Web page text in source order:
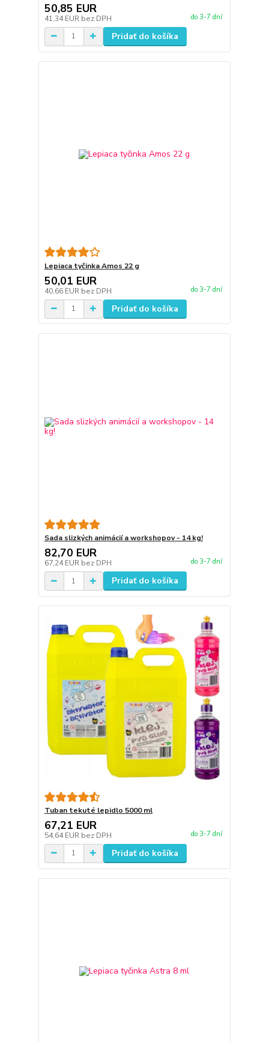
50,85 EUR
41,34 EUR bez DPH do 3-7 dní
Pridať do košíka
Lepiaca tyčinka Amos 22 g
50,01 EUR
40,66 EUR bez DPH do 3-7 dní
Pridať do košíka
Sada slizkých animácií a workshopov - 14 kg!
82,70 EUR
67,24 EUR bez DPH do 3-7 dní
Pridať do košíka
Tuban tekuté lepidlo 5000 ml
67,21 EUR
54,64 EUR bez DPH do 3-7 dní
Pridať do košíka